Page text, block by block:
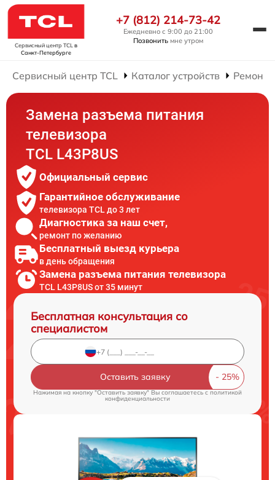
Сервисный центр TCL в
Санкт-Петербурге
+7 (812) 214-73-42
Ежедневно с 9:00 до 21:00
Позвонить мне утром
Сервисный центр TCL Каталог устройств Ремонт
Замена разъема питания
телевизора
TCL L43P8US
Официальный сервис
Гарантийное обслуживание
телевизора TCL до 3 лет
Диагностика за наш счет,
ремонт по желанию
Бесплатный выезд курьера
в день обращения
Замена разъема питания телевизора
TCL L43P8US от 35 минут
Бесплатная консультация со
специалистом
Оставить заявку
Нажимая на кнопку "Оставить заявку" Вы соглашаетесь cполитикой
конфиденциальности